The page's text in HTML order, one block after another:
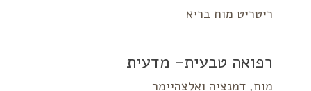
ריטריט מוח בריא
רפואה טבעית- מדעית
מוח, דמנציה ואלצהיימר